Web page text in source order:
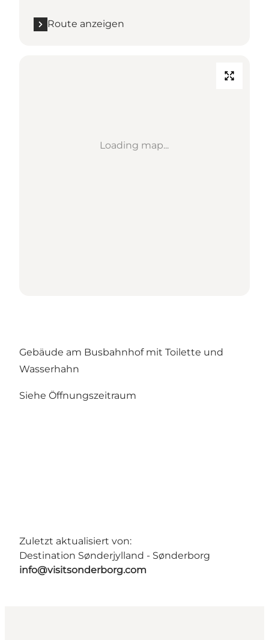
Route anzeigen
Loading map...
Gebäude am Busbahnhof mit Toilette und
Wasserhahn
Siehe Öffnungszeitraum
Zuletzt aktualisiert von:
Destination Sønderjylland - Sønderborg
info@visitsonderborg.com